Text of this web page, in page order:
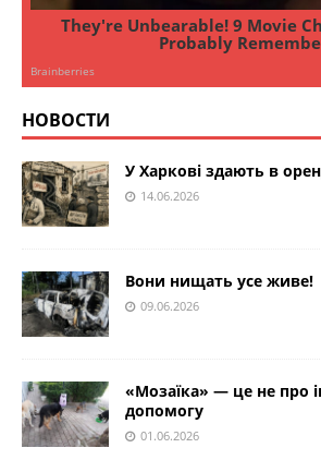
НОВОСТИ
У Харкові здають в
14.06.2026
Вони нищать усе живе!
09.06.2026
«Мозаїка» — це не про
допомогу
01.06.2026